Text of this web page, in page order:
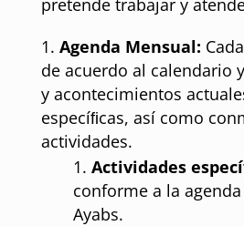
Agenda Mensual:
de acuerdo al calendario
y acontecimientos
especíﬁcas, así como
actividades.
Actividades
conforme a la
Ayabs.